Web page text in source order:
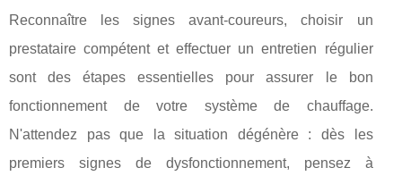
Reconnaître les signes avant-coureurs, choisir un
prestataire compétent et effectuer un entretien régulier
sont des étapes essentielles pour assurer le bon
fonctionnement de votre système de chauffage.
N'attendez pas que la situation dégénère : dès les
premiers signes de dysfonctionnement, pensez à